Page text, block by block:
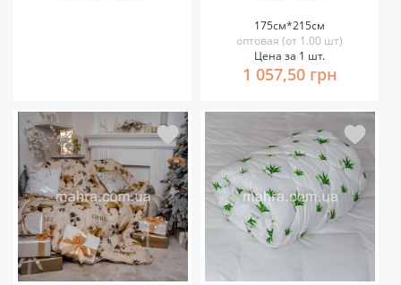
175см*215см
оптовая (от 1.00 шт)
Цена за 1 шт.
1 057,50 грн